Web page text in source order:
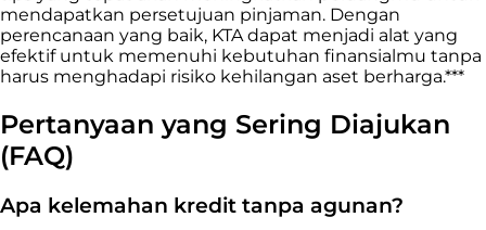
mendapatkan persetujuan pinjaman. Dengan
perencanaan yang baik, KTA dapat menjadi alat yang
efektif untuk memenuhi kebutuhan finansialmu tanpa
harus menghadapi risiko kehilangan aset berharga.***
Pertanyaan yang Sering Diajukan
(FAQ)
Apa kelemahan kredit tanpa agunan?